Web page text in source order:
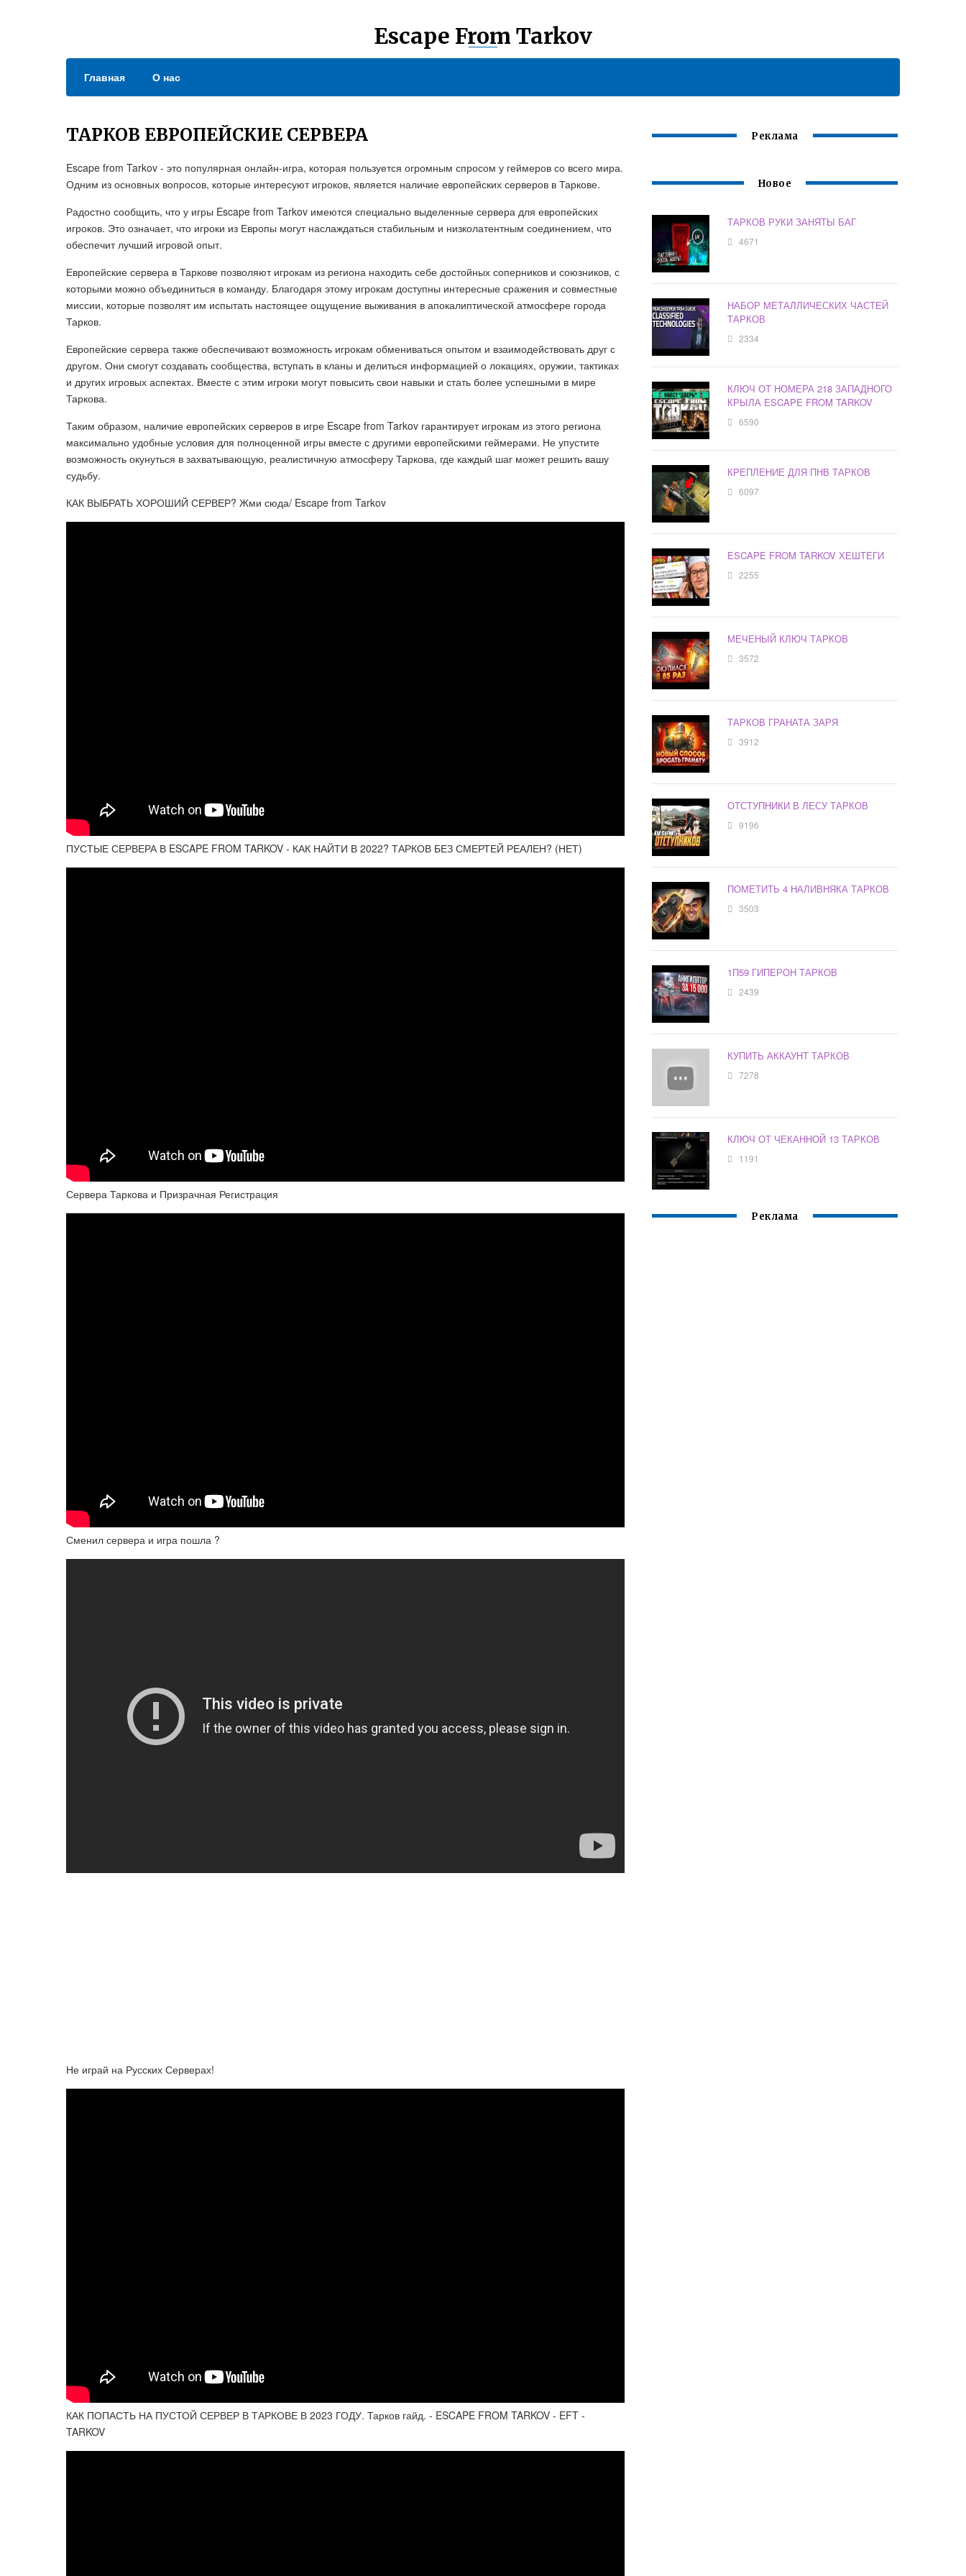
Escape From Tarkov
Главная О нас
ТАРКОВ ЕВРОПЕЙСКИЕ СЕРВЕРА
Escape from Tarkov - это популярная онлайн-игра, которая пользуется огромным спросом у геймеров со всего мира.
Одним из основных вопросов, которые интересуют игроков, является наличие европейских серверов в Таркове.
Радостно сообщить, что у игры Escape from Tarkov имеются специально выделенные сервера для европейских
игроков. Это означает, что игроки из Европы могут наслаждаться стабильным и низколатентным соединением, что
обеспечит лучший игровой опыт.
Европейские сервера в Таркове позволяют игрокам из региона находить себе достойных соперников и союзников, с
которыми можно объединиться в команду. Благодаря этому игрокам доступны интересные сражения и совместные
миссии, которые позволят им испытать настоящее ощущение выживания в апокалиптической атмосфере города
Тарков.
Европейские сервера также обеспечивают возможность игрокам обмениваться опытом и взаимодействовать друг с
другом. Они смогут создавать сообщества, вступать в кланы и делиться информацией о локациях, оружии, тактиках
и других игровых аспектах. Вместе с этим игроки могут повысить свои навыки и стать более успешными в мире
Таркова.
Таким образом, наличие европейских серверов в игре Escape from Tarkov гарантирует игрокам из этого региона
максимально удобные условия для полноценной игры вместе с другими европейскими геймерами. Не упустите
возможность окунуться в захватывающую, реалистичную атмосферу Таркова, где каждый шаг может решить вашу
судьбу.
КАК ВЫБРАТЬ ХОРОШИЙ СЕРВЕР? Жми сюда/ Escape from Tarkov
ПУСТЫЕ СЕРВЕРА В ESCAPE FROM TARKOV - КАК НАЙТИ В 2022? ТАРКОВ БЕЗ СМЕРТЕЙ РЕАЛЕН? (НЕТ)
Сервера Таркова и Призрачная Регистрация
Сменил сервера и игра пошла ?
Не играй на Русских Серверах!
КАК ПОПАСТЬ НА ПУСТОЙ СЕРВЕР В ТАРКОВЕ В 2023 ГОДУ. Тарков гайд. - ESCAPE FROM TARKOV - EFT -
TARKOV
Реклама
Новое
ТАРКОВ РУКИ ЗАНЯТЫ БАГ
4671
НАБОР МЕТАЛЛИЧЕСКИХ ЧАСТЕЙ
ТАРКОВ
2334
КЛЮЧ ОТ НОМЕРА 218 ЗАПАДНОГО
КРЫЛА ESCAPE FROM TARKOV
6590
КРЕПЛЕНИЕ ДЛЯ ПНВ ТАРКОВ
6097
ESCAPE FROM TARKOV ХЕШТЕГИ
2255
МЕЧЕНЫЙ КЛЮЧ ТАРКОВ
3572
ТАРКОВ ГРАНАТА ЗАРЯ
3912
ОТСТУПНИКИ В ЛЕСУ ТАРКОВ
9196
ПОМЕТИТЬ 4 НАЛИВНЯКА ТАРКОВ
3503
1П59 ГИПЕРОН ТАРКОВ
2439
КУПИТЬ АККАУНТ ТАРКОВ
7278
КЛЮЧ ОТ ЧЕКАННОЙ 13 ТАРКОВ
1191
Реклама